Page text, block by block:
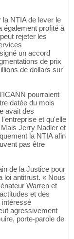
la NTIA de lever le
également profité à
rejeter les
un accord
de prix
de dollars sur
pourraient
datée du mois
avait des
et qu'elle
Jerry Nadler et
la NTIA afin
pas être
de la Justice pour
loi antitrust. « Nous
Warren et
et des
intéressé
agressivement
porte-parole de